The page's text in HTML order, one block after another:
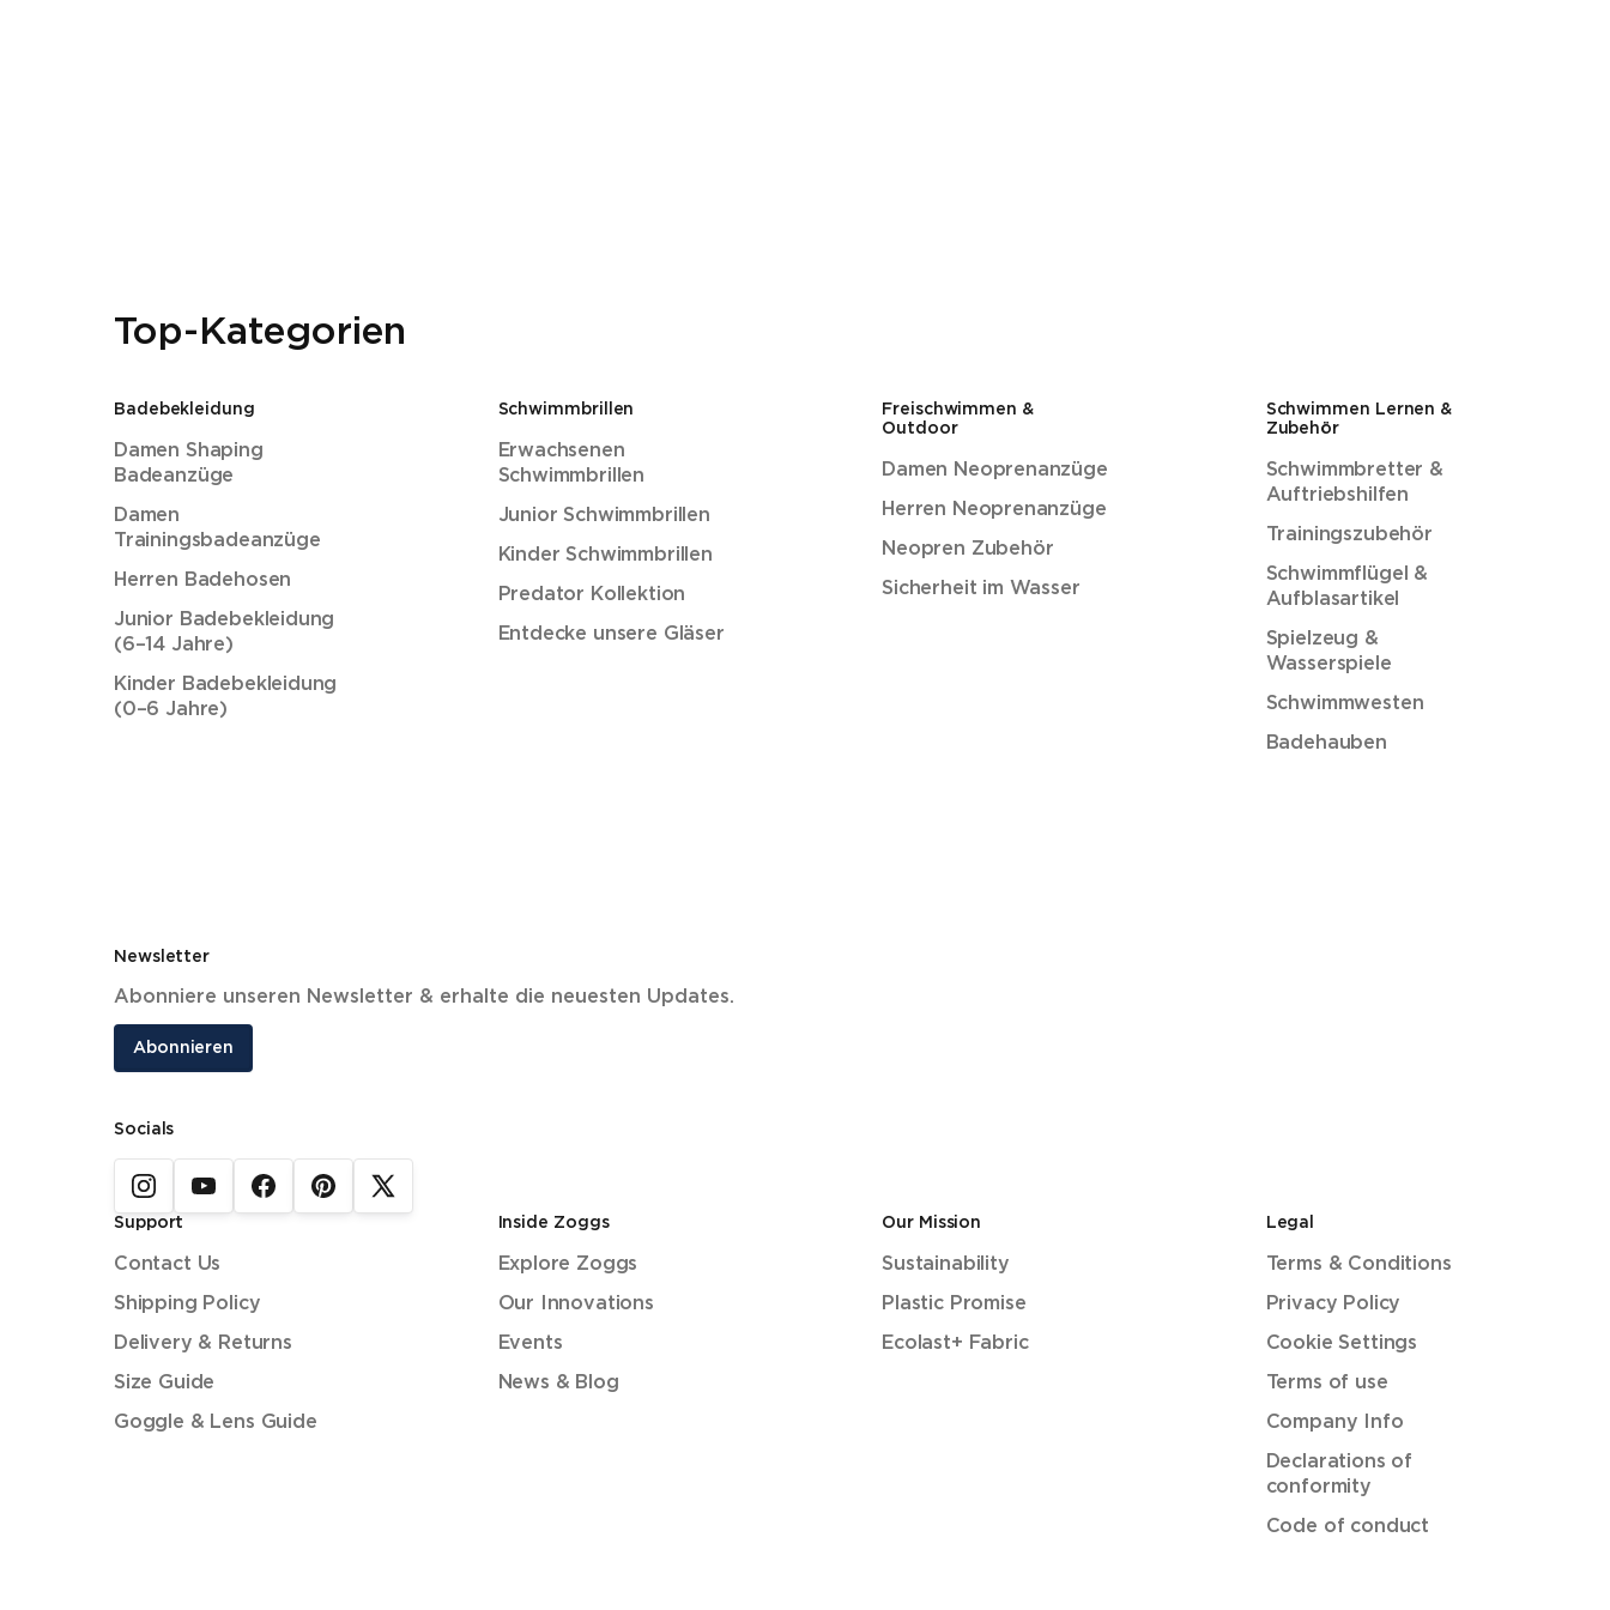
Top-Kategorien
Badebekleidung
Damen Shaping
Badeanzüge
Damen
Trainingsbadeanzüge
Herren Badehosen
Junior Badebekleidung
(6–14 Jahre)
Kinder Badebekleidung
(0–6 Jahre)
Schwimmbrillen
Erwachsenen
Schwimmbrillen
Junior Schwimmbrillen
Kinder Schwimmbrillen
Predator Kollektion
Entdecke unsere Gläser
Freischwimmen &
Outdoor
Damen Neoprenanzüge
Herren Neoprenanzüge
Neopren Zubehör
Sicherheit im Wasser
Schwimmen Lernen &
Zubehör
Schwimmbretter &
Auftriebshilfen
Trainingszubehör
Schwimmflügel &
Aufblasartikel
Spielzeug &
Wasserspiele
Schwimmwesten
Badehauben
Newsletter
Abonniere unseren Newsletter & erhalte die neuesten Updates.
Abonnieren
Socials
Support
Contact Us
Shipping Policy
Delivery & Returns
Size Guide
Goggle & Lens Guide
Inside Zoggs
Explore Zoggs
Our Innovations
Events
News & Blog
Our Mission
Sustainability
Plastic Promise
Ecolast+ Fabric
Legal
Terms & Conditions
Privacy Policy
Cookie Settings
Terms of use
Company Info
Declarations of
conformity
Code of conduct